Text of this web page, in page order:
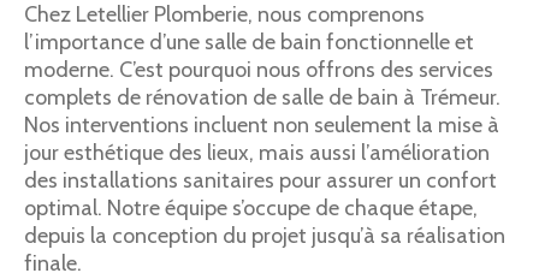
Chez Letellier Plomberie, nous comprenons
l’importance d’une salle de bain fonctionnelle et
moderne. C’est pourquoi nous offrons des services
complets de rénovation de salle de bain à Trémeur.
Nos interventions incluent non seulement la mise à
jour esthétique des lieux, mais aussi l’amélioration
des installations sanitaires pour assurer un confort
optimal. Notre équipe s’occupe de chaque étape,
depuis la conception du projet jusqu’à sa réalisation
finale.